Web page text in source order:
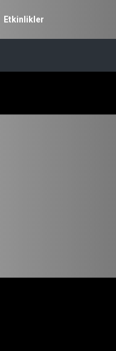
Etkinlikler